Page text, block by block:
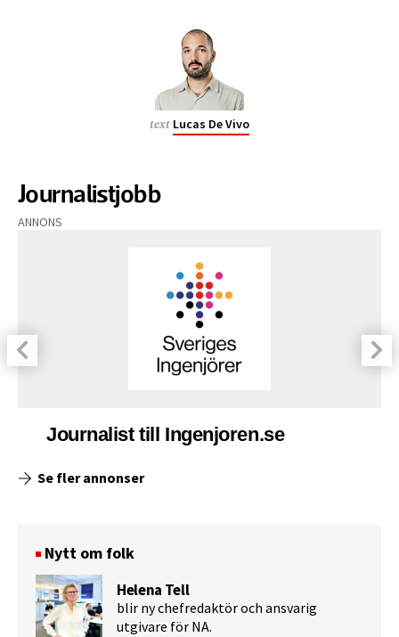
text Lucas De Vivo
Journalistjobb
ANNONS
Journalist till Ingenjoren.se
Se fler annonser
Nytt om folk
Helena Tell
blir ny chefredaktör och ansvarig
utgivare för NA.